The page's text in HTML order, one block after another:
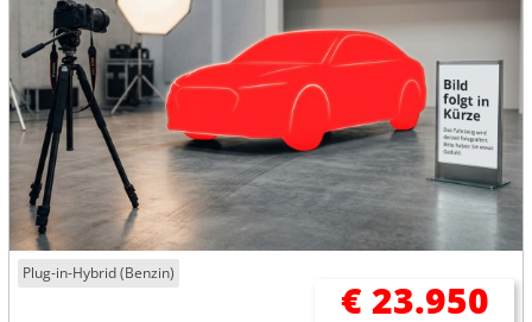
Plug-in-Hybrid (Benzin)
€ 23.950